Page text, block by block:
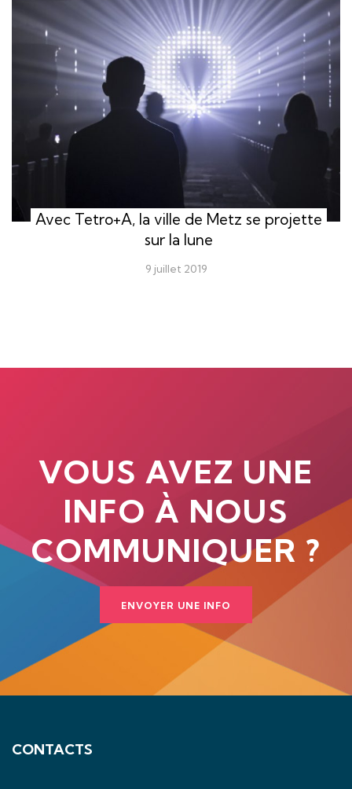
Avec Tetro+A, la ville de Metz se projette
sur la lune
9 juillet 2019
VOUS AVEZ UNE
INFO À NOUS
COMMUNIQUER ?
ENVOYER UNE INFO
CONTACTS